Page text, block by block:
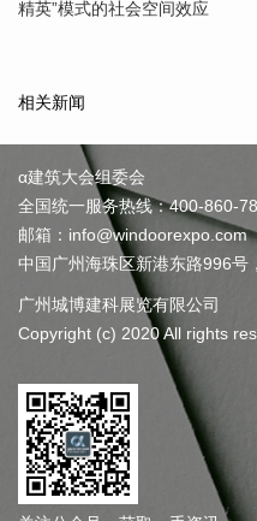
精英”模式的社会空间效应
相关新闻
α建筑大会组委会
全国统一服务热线：400-860-
邮箱：info@windoorexpo.com
中国广州海珠区新港东路996号
广州城博建科展览有限公司
Copyright (c) 2020 All rights